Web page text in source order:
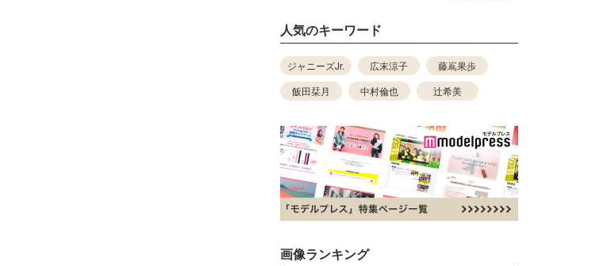
人気のキーワード
ジャニーズJr. 広末涼子
藤嶌果歩
飯田栞月
中村倫也 辻希美
画像ランキング